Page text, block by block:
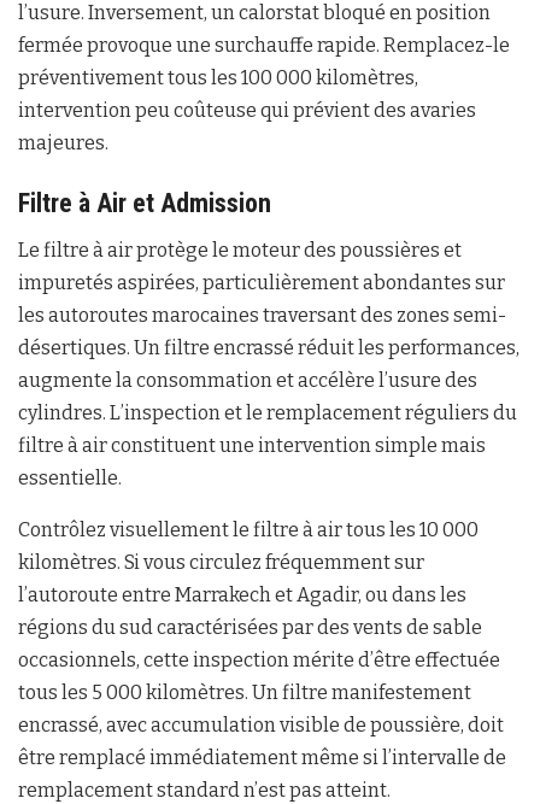
l’usure. Inversement, un calorstat bloqué en position
fermée provoque une surchauffe rapide. Remplacez-le
préventivement tous les 100 000 kilomètres,
intervention peu coûteuse qui prévient des avaries
majeures.
Filtre à Air et Admission
Le filtre à air protège le moteur des poussières et
impuretés aspirées, particulièrement abondantes sur
les autoroutes marocaines traversant des zones semi-
désertiques. Un filtre encrassé réduit les performances,
augmente la consommation et accélère l’usure des
cylindres. L’inspection et le remplacement réguliers du
filtre à air constituent une intervention simple mais
essentielle.
Contrôlez visuellement le filtre à air tous les 10 000
kilomètres. Si vous circulez fréquemment sur
l’autoroute entre Marrakech et Agadir, ou dans les
régions du sud caractérisées par des vents de sable
occasionnels, cette inspection mérite d’être effectuée
tous les 5 000 kilomètres. Un filtre manifestement
encrassé, avec accumulation visible de poussière, doit
être remplacé immédiatement même si l’intervalle de
remplacement standard n’est pas atteint.